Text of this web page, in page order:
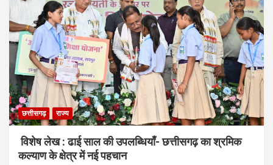
छत्तीसगढ़ राज्य
विशेष लेख : ढाई साल की उपलब्धियाँ- छत्तीसगढ़ का श्रमिक
कल्याण के क्षेत्र में नई पहचान